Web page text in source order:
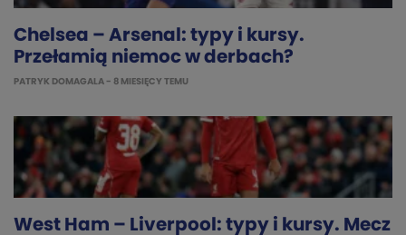
Chelsea – Arsenal: typy i kursy.
Przełamią niemoc w derbach?
PATRYK DOMAGALA - 8 MIESIĘCY TEMU
West Ham – Liverpool: typy i kursy. Mecz